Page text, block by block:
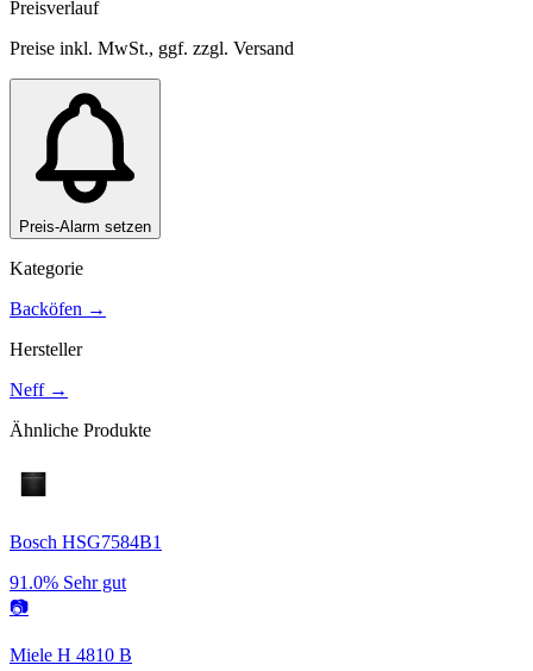
Preisverlauf
Preise inkl. MwSt., ggf. zzgl. Versand
Preis-Alarm setzen
Kategorie
Backöfen →
Hersteller
Neff→
Ähnliche Produkte
Bosch HSG7584B1
91.0% Sehr gut
📷
Miele H 4810 B